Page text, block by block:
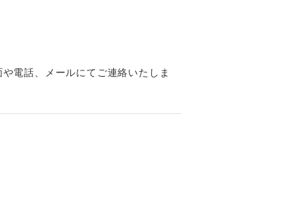
電話、メールにてご連絡いたしま